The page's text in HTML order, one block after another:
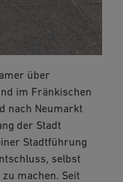
über
im Fränkischen
nach Neumarkt
der Stadt
Stadtführung
selbst
machen. Seit